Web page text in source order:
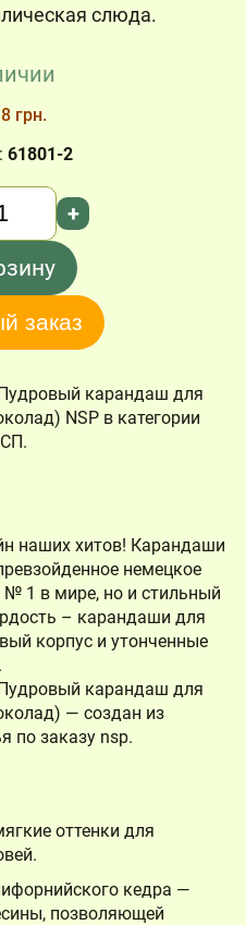
слюда.
грн.
61801-2
+
заказ
карандаш для
NSP в категории
наших хитов! Карандаши
немецкое
№ 1 в мире, но и стильный
– карандаши для
корпус и утонченные
карандаш для
— создан из
по заказу nsp.
оттенки для
кедра —
позволяющей